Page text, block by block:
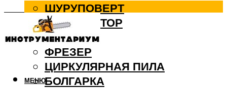
ШУРУПОВЕРТ
ПЕРФОРАТОР
ДРЕЛЬ
ФРЕЗЕР
ЦИРКУЛЯРНАЯ ПИЛА
БОЛГАРКА
МЕНЮ